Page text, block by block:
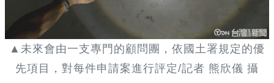
▲未來會由一支專門的顧問團，依國土署規定的優
先項目，對每件申請案進行評定/記者 熊欣儀 攝